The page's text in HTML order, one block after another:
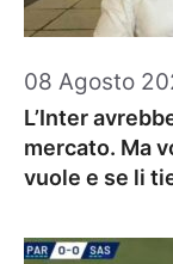
08 Agosto
L’Inter
mercato. Ma
vuole e se li